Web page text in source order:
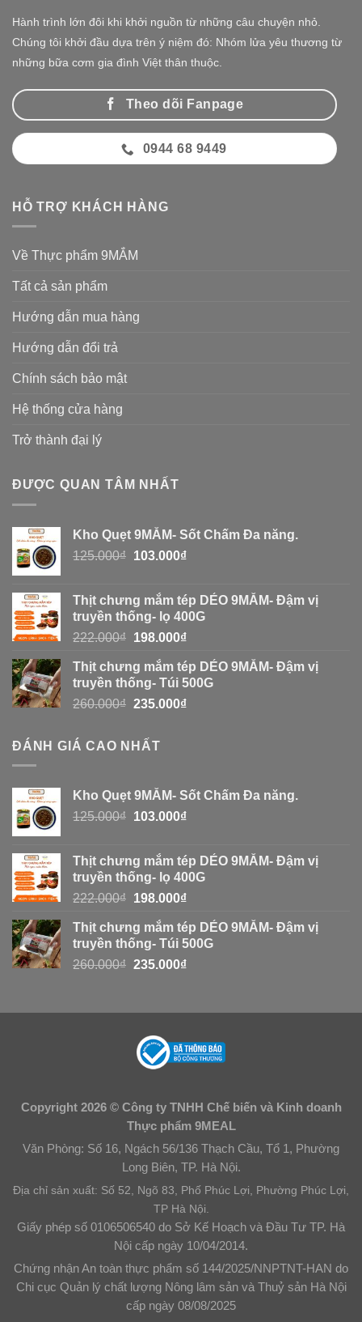
Hành trình lớn đôi khi khởi nguồn từ những câu chuyện nhỏ.
Chúng tôi khởi đầu dựa trên ý niệm đó: Nhóm lửa yêu thương từ
những bữa cơm gia đình Việt thân thuộc.
Theo dõi Fanpage
0944 68 9449
HỖ TRỢ KHÁCH HÀNG
Về Thực phẩm 9MẮM
Tất cả sản phẩm
Hướng dẫn mua hàng
Hướng dẫn đổi trả
Chính sách bảo mật
Hệ thống cửa hàng
Trở thành đại lý
ĐƯỢC QUAN TÂM NHẤT
Kho Quẹt 9MẮM- Sốt Chấm Đa năng.
125.000₫ 103.000₫
Thịt chưng mắm tép DẺO 9MẮM- Đậm vị
truyền thống- lọ 400G
222.000₫ 198.000₫
Thịt chưng mắm tép DẺO 9MẮM- Đậm vị
truyền thống- Túi 500G
260.000₫ 235.000₫
ĐÁNH GIÁ CAO NHẤT
Kho Quẹt 9MẮM- Sốt Chấm Đa năng.
125.000₫ 103.000₫
Thịt chưng mắm tép DẺO 9MẮM- Đậm vị
truyền thống- lọ 400G
222.000₫ 198.000₫
Thịt chưng mắm tép DẺO 9MẮM- Đậm vị
truyền thống- Túi 500G
260.000₫ 235.000₫
Copyright 2026 © Công ty TNHH Chế biến và Kinh doanh
Thực phẩm 9MEAL
Văn Phòng: Số 16, Ngách 56/136 Thạch Cầu, Tổ 1, Phường
Long Biên, TP. Hà Nội.
Địa chỉ sản xuất: Số 52, Ngõ 83, Phố Phúc Lợi, Phường Phúc Lợi,
TP Hà Nội.
Giấy phép số 0106506540 do Sở Kế Hoạch và Đầu Tư TP. Hà
Nội cấp ngày 10/04/2014.
Chứng nhận An toàn thực phẩm số 144/2025/NNPTNT-HAN do
Chi cục Quản lý chất lượng Nông lâm sản và Thuỷ sản Hà Nội
cấp ngày 08/08/2025